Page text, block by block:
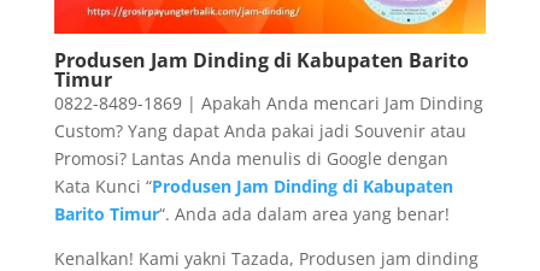
Produsen Jam Dinding di Kabupaten Barito
Timur
0822-8489-1869 | Apakah Anda mencari Jam Dinding
Custom? Yang dapat Anda pakai jadi Souvenir atau
Promosi? Lantas Anda menulis di Google dengan
Kata Kunci “Produsen Jam Dinding di Kabupaten
Barito Timur“. Anda ada dalam area yang benar!
Kenalkan! Kami yakni Tazada, Produsen jam dinding